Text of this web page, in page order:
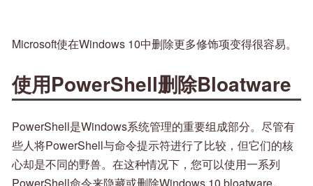
Microsoft使在Windows 10中删除更多修饰项变得很容易。
使用PowerShell删除Bloatware
PowerShell是Windows系统管理的重要组成部分。尽管有
些人将PowerShell与命令提示符进行了比较，但它们的核
心却是不同的野兽。在这种情况下，您可以使用一系列